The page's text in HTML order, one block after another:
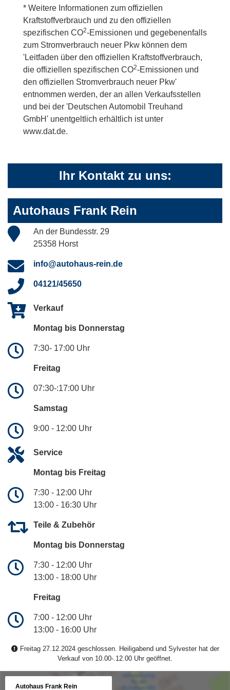
* Weitere Informationen zum offiziellen
Kraftstoffverbrauch und zu den offiziellen
spezifischen CO2-Emissionen und gegebenenfalls
zum Stromverbrauch neuer Pkw können dem
'Leitfaden über den offiziellen Kraftstoffverbrauch,
die offiziellen spezifischen CO2-Emissionen und
den offiziellen Stromverbrauch neuer Pkw'
entnommen werden, der an allen Verkaufsstellen
und bei der 'Deutschen Automobil Treuhand
GmbH' unentgeltlich erhältlich ist unter
www.dat.de.
Ihr Kontakt zu uns:
Autohaus Frank Rein
An der Bundesstr. 29
25358 Horst
info@autohaus-rein.de
04121/45650
Verkauf
Montag bis Donnerstag
7:30- 17:00 Uhr
Freitag
07:30-:17:00 Uhr
Samstag
9:00 - 12:00 Uhr
Service
Montag bis Freitag
7:30 - 12:00 Uhr
13:00 - 16:30 Uhr
Teile & Zubehör
Montag bis Donnerstag
7:30 - 12:00 Uhr
13:00 - 18:00 Uhr
Freitag
7:00 - 12:00 Uhr
13:00 - 16:00 Uhr
Freitag 27.12.2024 geschlossen. Heiligabend und Sylvester hat der
Verkauf von 10.00-.12.00 Uhr geöffnet.
Autohaus Frank Rein